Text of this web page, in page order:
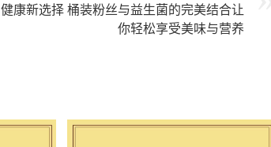
健康新选择 桶装粉丝与益生菌的完美结合让
你轻松享受美味与营养